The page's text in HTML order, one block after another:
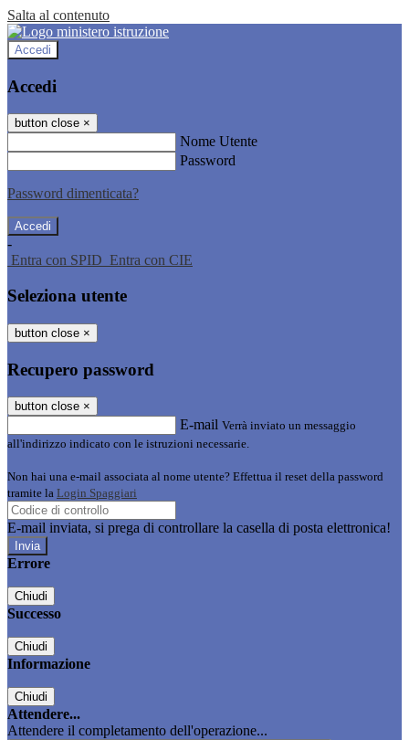
Salta al contenuto
Accedi
Accedi
button close ×
Nome Utente
Password
Password dimenticata?
-
Entra con SPID Entra con CIE
Seleziona utente
button close ×
Recupero password
button close ×
E-mail Verrà inviato un messaggio
all'indirizzo indicato con le istruzioni necessarie.
Non hai una e-mail associata al nome utente? Effettua il reset della password
tramite la Login Spaggiari
E-mail inviata, si prega di controllare la casella di posta elettronica!
Errore
Chiudi
Successo
Chiudi
Informazione
Chiudi
Attendere...
Attendere il completamento dell'operazione...